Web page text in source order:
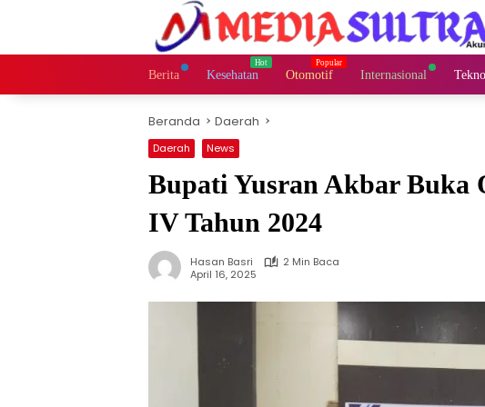
Berita Kesehatan Otomotif Internasional
Beranda Daerah
Daerah News
Bupati Yusran Akbar Buka
IV Tahun 2024
Hasan Basri
2 Min Baca
April 16, 2025